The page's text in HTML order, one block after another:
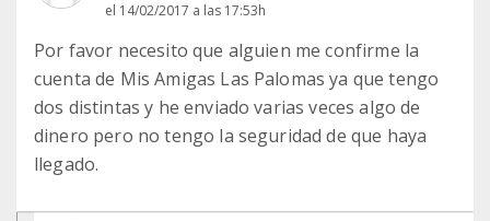
el 14/02/2017 a las 17:53h
Por favor necesito que alguien me confirme la
cuenta de Mis Amigas Las Palomas ya que tengo
dos distintas y he enviado varias veces algo de
dinero pero no tengo la seguridad de que haya
llegado.